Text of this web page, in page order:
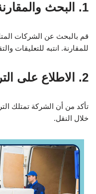
1. البحث والمقارنة
قم بالبحث عن الشركات
للمقارنة. انتبه للتعليقات
2. الاطلاع على التراخيص والتأمينات
تأكد من أن الشركة تمتلك
خلال النقل.